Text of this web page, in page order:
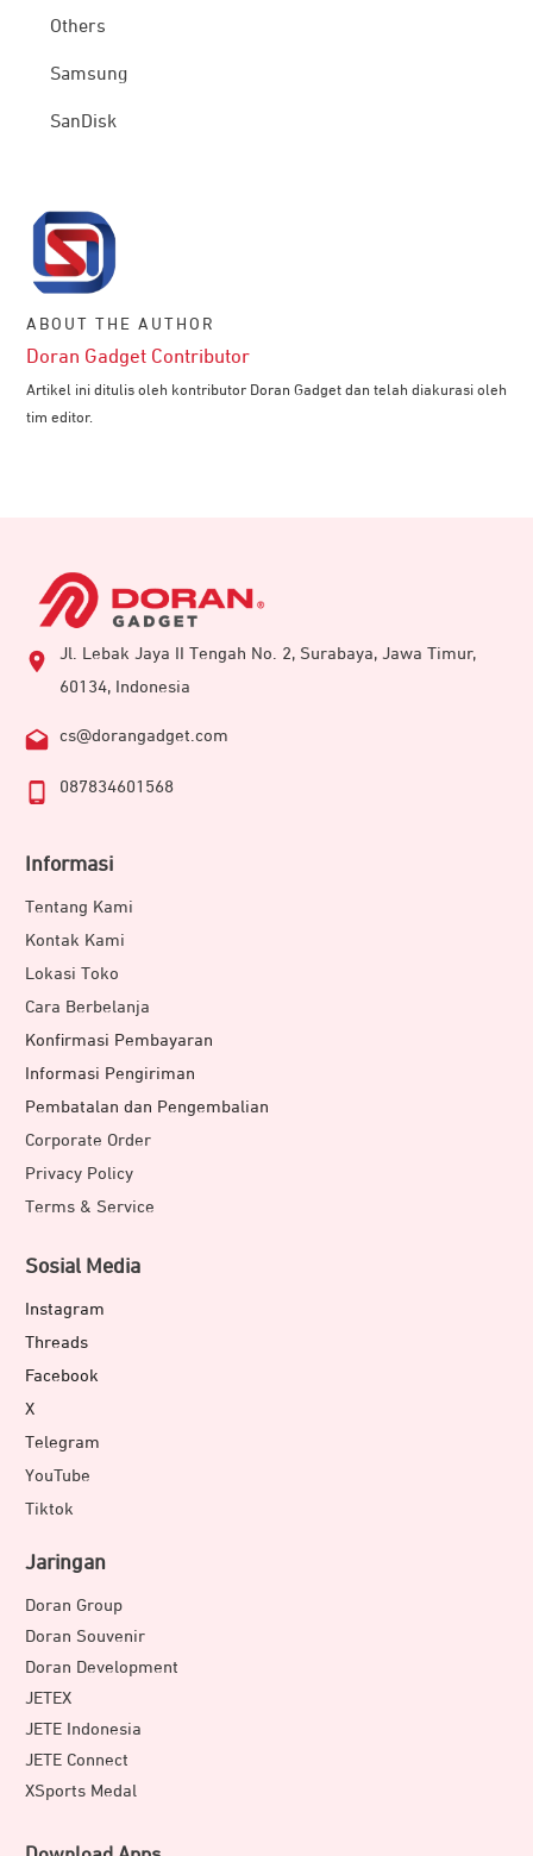
Others
Samsung
SanDisk
ABOUT THE AUTHOR
Doran Gadget Contributor
Artikel ini ditulis oleh kontributor Doran Gadget dan telah diakurasi oleh
tim editor.
Jl. Lebak Jaya II Tengah No. 2, Surabaya, Jawa Timur,
60134, Indonesia
cs@dorangadget.com
087834601568
Informasi
Tentang Kami
Kontak Kami
Lokasi Toko
Cara Berbelanja
Konfirmasi Pembayaran
Informasi Pengiriman
Pembatalan dan Pengembalian
Corporate Order
Privacy Policy
Terms & Service
Sosial Media
Instagram
Threads
Facebook
X
Telegram
YouTube
Tiktok
Jaringan
Doran Group
Doran Souvenir
Doran Development
JETEX
JETE Indonesia
JETE Connect
XSports Medal